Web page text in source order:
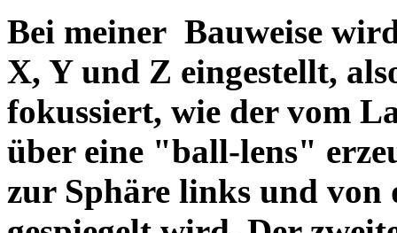
Bei meiner Bauweise
X, Y und Z eingestellt,
fokussiert, wie der vom
über eine "ball-lens"
zur Sphäre links und